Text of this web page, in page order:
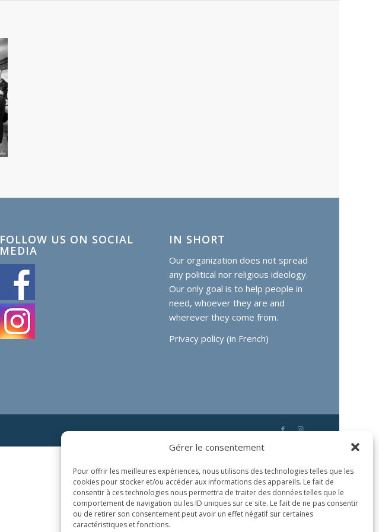
Gérer le consentement
Pour offrir les meilleures expériences, nous utilisons des technologies telles que les
cookies pour stocker et/ou accéder aux informations des appareils. Le fait de
consentir à ces technologies nous permettra de traiter des données telles que le
comportement de navigation ou les ID uniques sur ce site. Le fait de ne pas consentir
ou de retirer son consentement peut avoir un effet négatif sur certaines
caractéristiques et fonctions.
FOLLOW US ON SOCIAL
MEDIA
IN SHORT
Our organization does not spread
any political nor religious ideology.
Our only goal is to help people in
need, whoever they are and
wherever they come from.
Privacy policy (in French)